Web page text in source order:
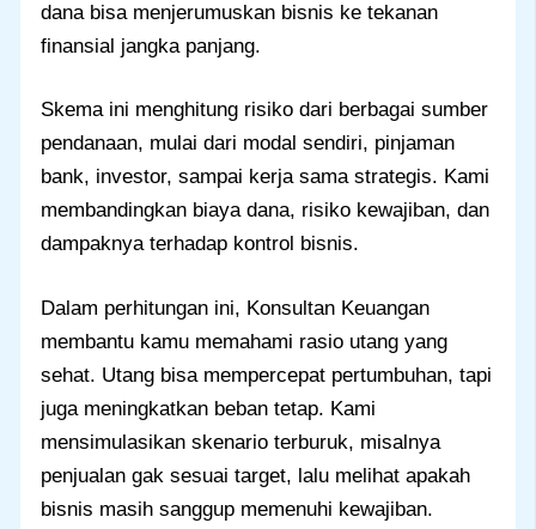
dana bisa menjerumuskan bisnis ke tekanan
finansial jangka panjang.
Skema ini menghitung risiko dari berbagai sumber
pendanaan, mulai dari modal sendiri, pinjaman
bank, investor, sampai kerja sama strategis. Kami
membandingkan biaya dana, risiko kewajiban, dan
dampaknya terhadap kontrol bisnis.
Dalam perhitungan ini, Konsultan Keuangan
membantu kamu memahami rasio utang yang
sehat. Utang bisa mempercepat pertumbuhan, tapi
juga meningkatkan beban tetap. Kami
mensimulasikan skenario terburuk, misalnya
penjualan gak sesuai target, lalu melihat apakah
bisnis masih sanggup memenuhi kewajiban.